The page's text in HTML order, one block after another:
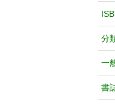
分
一
書